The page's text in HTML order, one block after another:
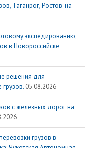
Таганрог, Ростов-на-
экспедированию,
в Новороссийске
решения для
грузов. 05.08.2026
с железных дорог на
грузов в